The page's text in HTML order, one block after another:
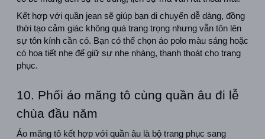
Kết hợp với quần jean sẽ giúp bạn di chuyển dễ dàng, đồng
thời tạo cảm giác không quá trang trọng nhưng vẫn tôn lên
sự tôn kính cần có. Bạn có thể chọn áo polo màu sáng hoặc
có họa tiết nhẹ để giữ sự nhẹ nhàng, thanh thoát cho trang
phục.
10. Phối áo măng tô cùng quần âu đi lễ
chùa đầu năm
Áo măng tô kết hợp với quần âu là bộ trang phục sang